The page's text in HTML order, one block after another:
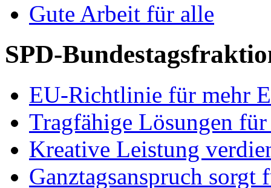
Gute Arbeit für alle
SPD-
EU-Richtlinie für mehr
Tragfähige Lösungen
Kreative Leistung
Ganztagsanspruch